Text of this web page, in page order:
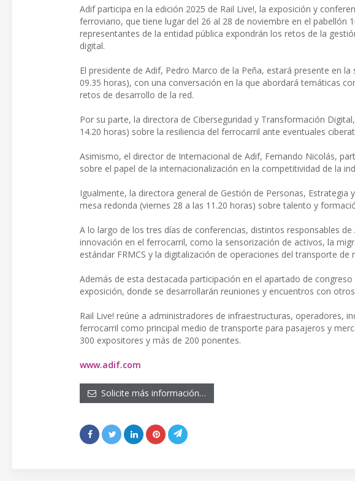
Adif participa en la edición 2025 de Rail Live!, la exposición y
ferroviario, que tiene lugar del 26 al 28 de noviembre en el pabellón
representantes de la entidad pública expondrán los retos de la
digital.
El presidente de Adif, Pedro Marco de la Peña, estará presente en
09.35 horas), con una conversación en la que abordará temáticas
retos de desarrollo de la red.
Por su parte, la directora de Ciberseguridad y Transformación
14.20 horas) sobre la resiliencia del ferrocarril ante eventuales
Asimismo, el director de Internacional de Adif, Fernando Nicolás,
sobre el papel de la internacionalización en la competitividad de la
Igualmente, la directora general de Gestión de Personas, Estrategia
mesa redonda (viernes 28 a las 11.20 horas) sobre talento y
A lo largo de los tres días de conferencias, distintos responsables
innovación en el ferrocarril, como la sensorización de activos, la
estándar FRMCS y la digitalización de operaciones del transporte de
Además de esta destacada participación en el apartado de
exposición, donde se desarrollarán reuniones y encuentros con
Rail Live! reúne a administradores de infraestructuras, operadores,
ferrocarril como principal medio de transporte para pasajeros y
300 expositores y más de 200 ponentes.
www.adif.com
Solicite más información…